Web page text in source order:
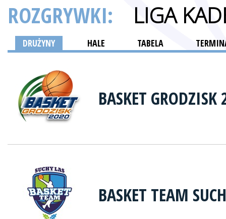
ROZGRYWKI: LIGA
DRUŻYNY HALE TABELA
BASKET GRODZISK
BASKET TEAM